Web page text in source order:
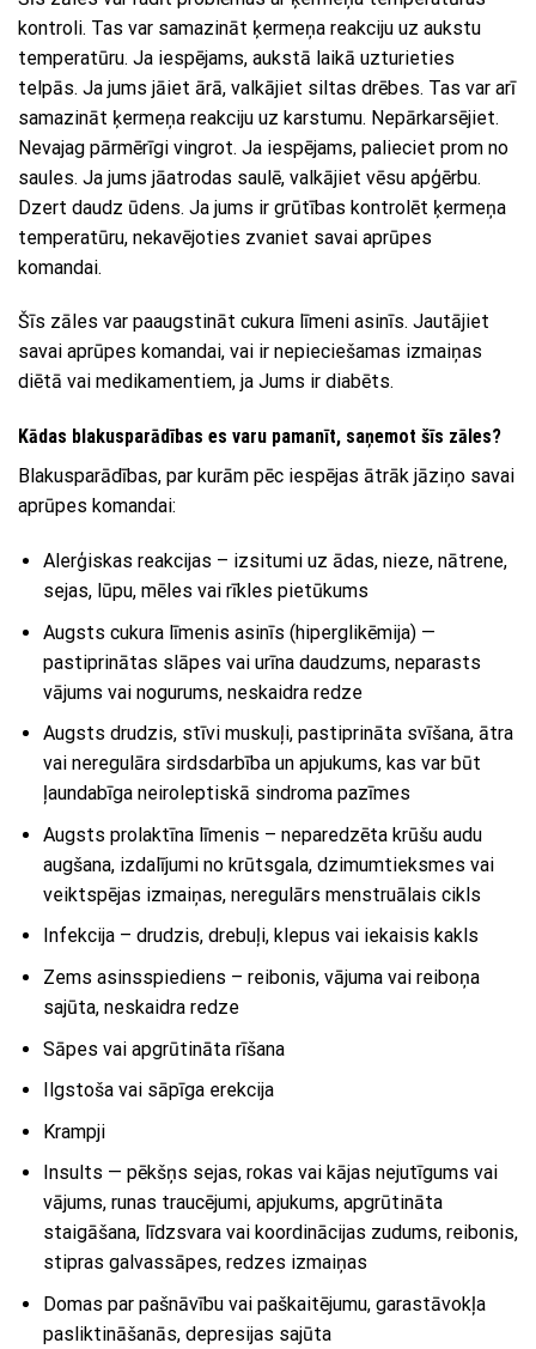
kontroli. Tas var samazināt ķermeņa reakciju uz aukstu
temperatūru. Ja iespējams, aukstā laikā uzturieties
telpās. Ja jums jāiet ārā, valkājiet siltas drēbes. Tas var arī
samazināt ķermeņa reakciju uz karstumu. Nepārkarsējiet.
Nevajag pārmērīgi vingrot. Ja iespējams, palieciet prom no
saules. Ja jums jāatrodas saulē, valkājiet vēsu apģērbu.
Dzert daudz ūdens. Ja jums ir grūtības kontrolēt ķermeņa
temperatūru, nekavējoties zvaniet savai aprūpes
komandai.
Šīs zāles var paaugstināt cukura līmeni asinīs. Jautājiet
savai aprūpes komandai, vai ir nepieciešamas izmaiņas
diētā vai medikamentiem, ja Jums ir diabēts.
Kādas blakusparādības es varu pamanīt, saņemot šīs zāles?
Blakusparādības, par kurām pēc iespējas ātrāk jāziņo savai
aprūpes komandai:
Alerģiskas reakcijas – izsitumi uz ādas, nieze, nātrene,
sejas, lūpu, mēles vai rīkles pietūkums
Augsts cukura līmenis asinīs (hiperglikēmija) —
pastiprinātas slāpes vai urīna daudzums, neparasts
vājums vai nogurums, neskaidra redze
Augsts drudzis, stīvi muskuļi, pastiprināta svīšana, ātra
vai neregulāra sirdsdarbība un apjukums, kas var būt
ļaundabīga neiroleptiskā sindroma pazīmes
Augsts prolaktīna līmenis – neparedzēta krūšu audu
augšana, izdalījumi no krūtsgala, dzimumtieksmes vai
veiktspējas izmaiņas, neregulārs menstruālais cikls
Infekcija – drudzis, drebuļi, klepus vai iekaisis kakls
Zems asinsspiediens – reibonis, vājuma vai reiboņa
sajūta, neskaidra redze
Sāpes vai apgrūtināta rīšana
Ilgstoša vai sāpīga erekcija
Krampji
Insults — pēkšņs sejas, rokas vai kājas nejutīgums vai
vājums, runas traucējumi, apjukums, apgrūtināta
staigāšana, līdzsvara vai koordinācijas zudums, reibonis,
stipras galvassāpes, redzes izmaiņas
Domas par pašnāvību vai paškaitējumu, garastāvokļa
pasliktināšanās, depresijas sajūta